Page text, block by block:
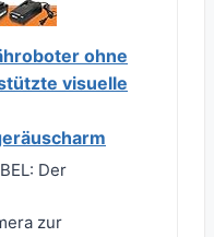
ohne
visuelle
Der
zur